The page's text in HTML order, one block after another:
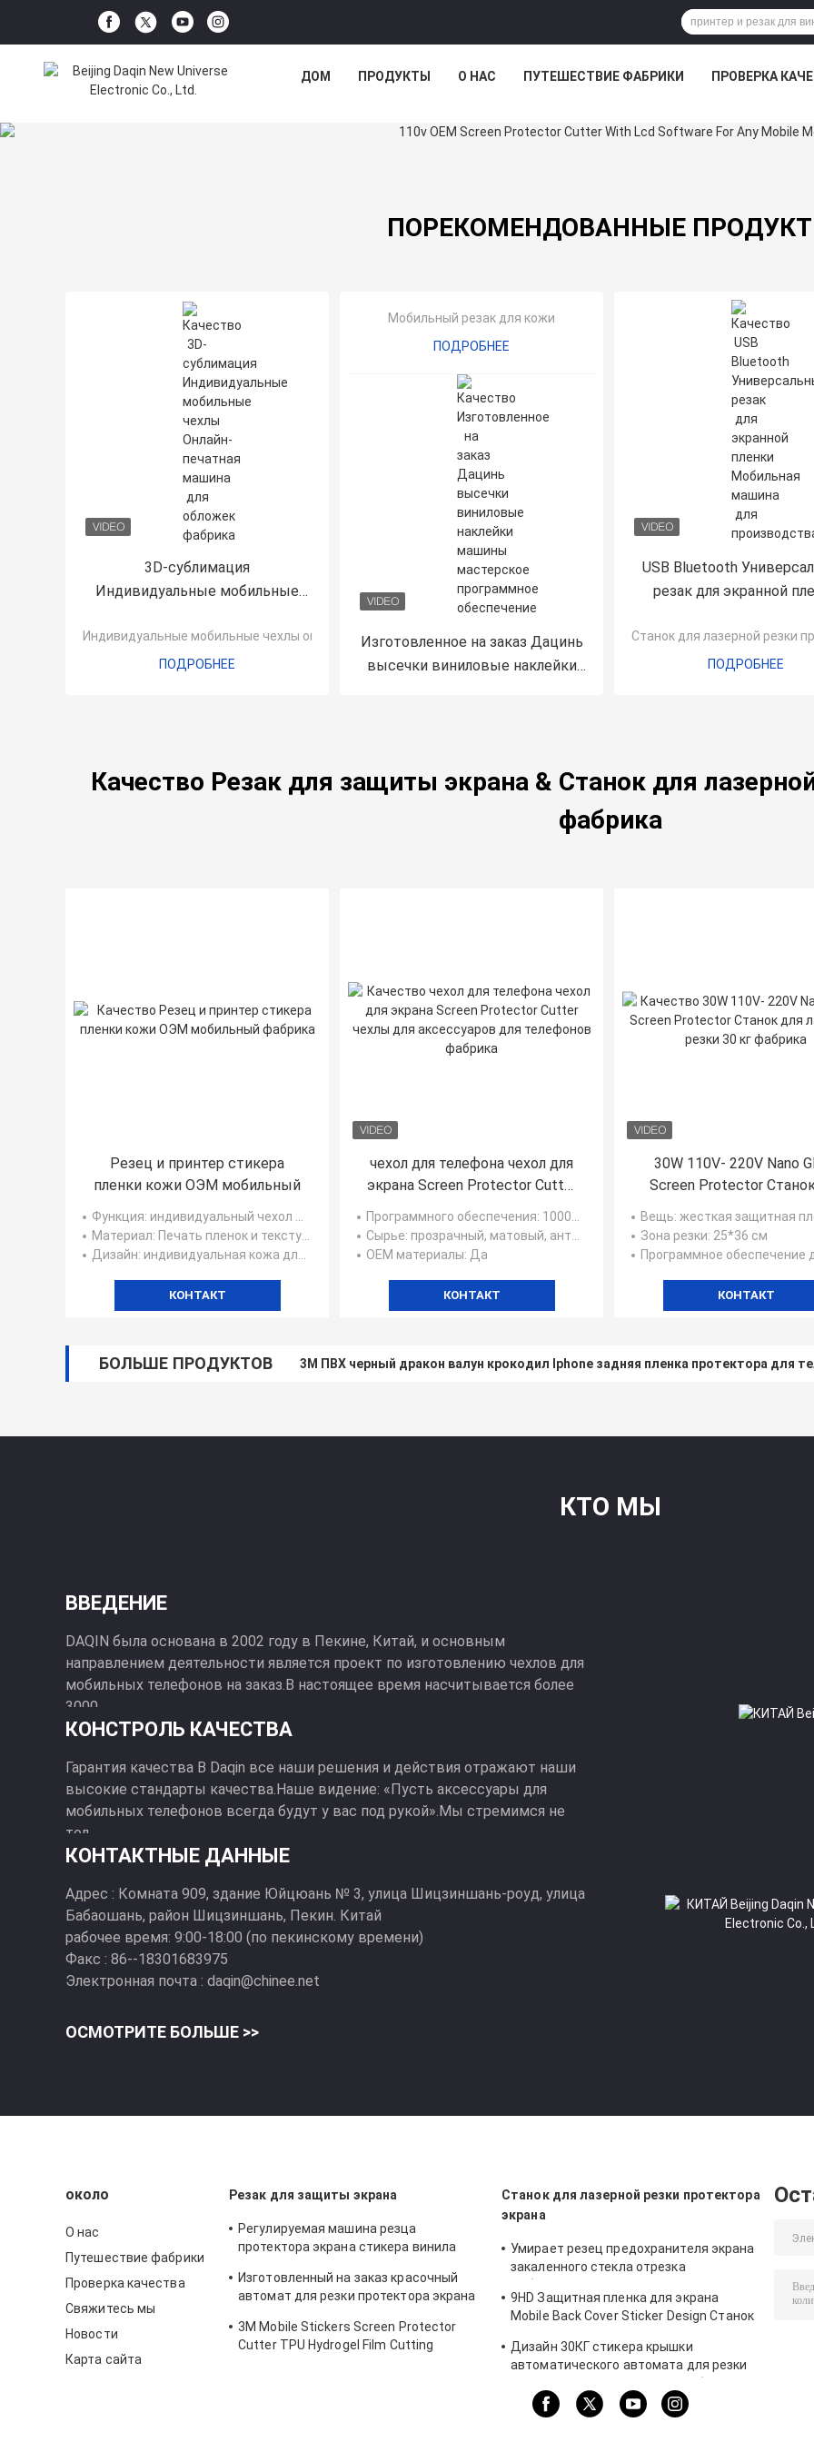
ДОМ ПРОДУКТЫ О НАС ПУТЕШЕСТВИЕ ФАБРИКИ ПРОВЕРКА
ПОРЕКОМЕНДОВАННЫЕ
3D-сублимация
Индивидуальные мобильные
для обложек
Индивидуальные мобильные чехлы онлайн
ПОДРОБНЕЕ
Мобильный резак для кожи
ПОДРОБНЕЕ
Изготовленное на заказ Дацинь
высечки виниловые наклейки
USB Bluetooth
резак для экранной
производства задней
ODM
Станок для лазерной резки
ПОДРОБНЕЕ
Качество Резак для защиты экрана & Станок для
фабрика
Резец и принтер стикера
пленки кожи ОЭМ мобильный
Функция: индивидуальный чехол для мобильного телефона
Материал: Печать пленок и текстурных виниловых наклеек
Дизайн: индивидуальная кожа для телефона своими руками
КОНТАКТ
чехол для телефона чехол для
экрана Screen Protector Cutter
чехлы для аксессуаров для
телефонов
Программного обеспечения: 10000+ шаблонов для телефона, айпада, планшета, часов и т.д.
Сырье: прозрачный, матовый, анти-синий луч, конфиденциальность, анти-шок, самостоятельный ремонт и т. д.
ОЕМ материалы: Да
КОНТАКТ
30W 110V- 220V Nano
Screen Protector
Вещь: жесткая защитная пленка для экрана, защитная пленка для экрана, машина для
Зона резки: 25*36 см
Программное обеспечение для
КОНТАКТ
БОЛЬШЕ ПРОДУКТОВ 3M ПВХ черный дракон валун крокодил Iphone задняя пленка протектора для
КТО МЫ
ВВЕДЕНИЕ
DAQIN была основана в 2002 году в Пекине, Китай, и основным
направлением деятельности является проект по изготовлению чехлов для
мобильных телефонов на заказ.В настоящее время насчитывается более
3000 ...
КОНСТРОЛЬ КАЧЕСТВА
Гарантия качества В Daqin все наши решения и действия отражают наши
высокие стандарты качества.Наше видение: «Пусть аксессуары для
мобильных телефонов всегда будут у вас под рукой».Мы стремимся не
тол...
КОНТАКТНЫЕ ДАННЫЕ
Адрес : Комната 909, здание Юйцюань № 3, улица Шицзиншань-роуд, улица
Бабаошань, район Шицзиншань, Пекин. Китай
рабочее время: 9:00-18:00 (по пекинскому времени)
Факс : 86--18301683975
Электронная почта : daqin@chinee.net
ОСМОТРИТЕ БОЛЬШЕ >>
около
О нас
Путешествие фабрики
Проверка качества
Свяжитесь мы
Новости
Карта сайта
Резак для защиты экрана
Регулируемая машина резца
протектора экрана стикера винила
Изготовленный на заказ красочный
автомат для резки протектора экрана
3M Mobile Stickers Screen Protector
Cutter TPU Hydrogel Film Cutting
Станок для лазерной резки протектора
экрана
Умирает резец предохранителя экрана
закаленного стекла отрезка
9ХД
9HD Защитная пленка для экрана
Mobile Back Cover Sticker Design Станок
Дизайн 30КГ стикера крышки
автоматического автомата для резки